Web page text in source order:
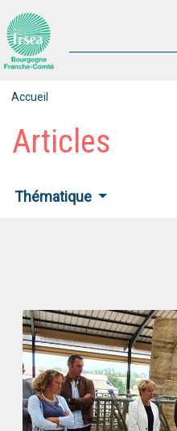
Accueil
Articles
Thématique